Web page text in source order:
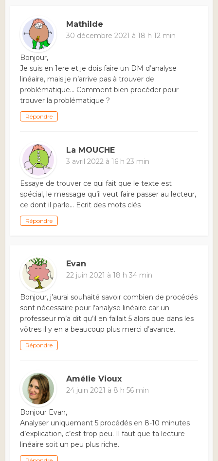
Mathilde
30 décembre 2021 à 18 h 12 min
Bonjour,
Je suis en 1ere et je dois faire un DM d’analyse
linéaire, mais je n’arrive pas à trouver de
problématique… Comment bien procéder pour
trouver la problématique ?
Répondre
La MOUCHE
3 avril 2022 à 16 h 23 min
Essaye de trouver ce qui fait que le texte est
spécial, le message qu’il veut faire passer au lecteur,
ce dont il parle… Ecrit des mots clés
Répondre
Evan
22 juin 2021 à 18 h 34 min
Bonjour, j’aurai souhaité savoir combien de procédés
sont nécessaire pour l’analyse linéaire car un
professeur m’a dit qu’il en fallait 5 alors que dans les
vôtres il y en a beaucoup plus merci d’avance.
Répondre
Amélie Vioux
24 juin 2021 à 8 h 56 min
Bonjour Evan,
Analyser uniquement 5 procédés en 8-10 minutes
d’explication, c’est trop peu. Il faut que ta lecture
linéaire soit un peu plus riche.